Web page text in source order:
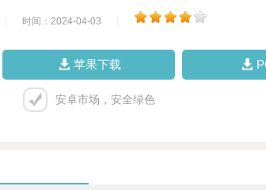
时间：2024-04-03
苹果下载
安卓市场，安全绿色